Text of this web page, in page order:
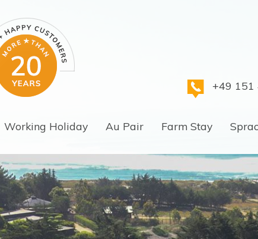
+49 151
Working Holiday Au Pair Farm Stay